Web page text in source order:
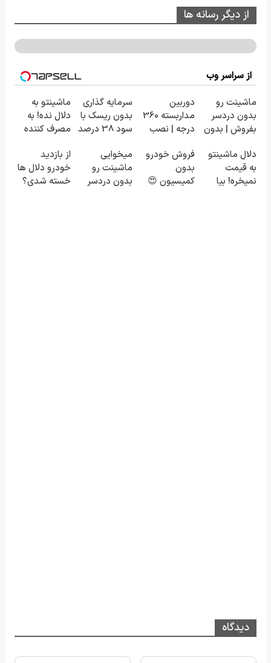
از دیگر رسانه ها
از سراسر وب
ماشینت رو
بدون دردسر
بفروش | بدون
دوربین
مداربسته 360
درجه | نصب
سرمایه گذاری
بدون ریسک با
سود 38 درصد
ماشینتو به
دلال نده! به
مصرف کننده
پاسخ به یک
تماس
دلال ماشینتو
به قیمت
نمیخره! بیا
فروش خودرو
بدون
کمیسیون 😍
میخوایی
ماشینت رو
بدون دردسر
از بازدید
خودرو دلال ها
خسته شدی؟
دیدگاه